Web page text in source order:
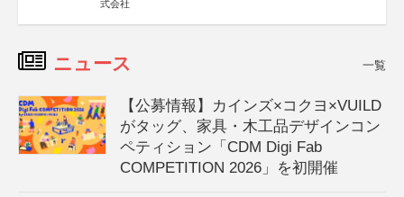
式会社
ニュース 一覧
【公募情報】カインズ×コクヨ×VUILD
がタッグ、家具・木工品デザインコン
ペティション「CDM Digi Fab
COMPETITION 2026」を初開催